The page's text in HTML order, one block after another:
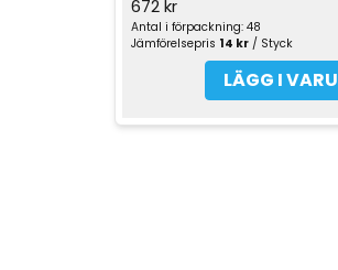
672 kr
Antal i förpackning: 48
Jämförelsepris 14 kr / Styck
LÄGG I